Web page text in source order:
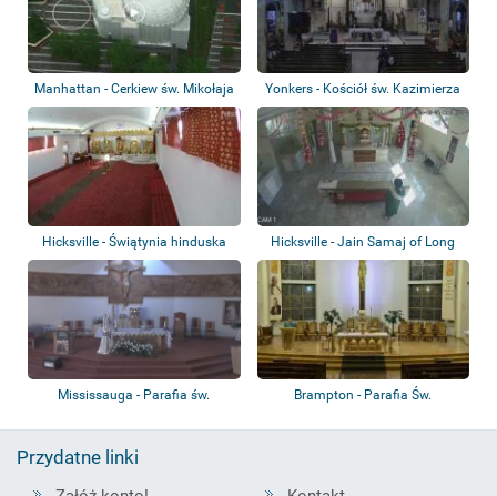
Manhattan - Cerkiew św. Mikołaja Yonkers - Kościół św. Kazimierza
Hicksville - Świątynia hinduska
AsaMai
Hicksville - Jain Samaj of Long
Island
Mississauga - Parafia św.
Brampton - Parafia Św.
Przydatne linki